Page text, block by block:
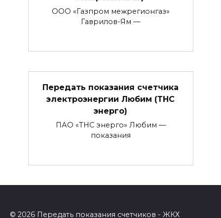
ООО «Газпром межрегионгаз»
Гаврилов-Ям —
Передать показания счетчика
электроэнергии Любим (ТНС
энерго)
ПАО «ТНС энерго» Любим —
показания
© 2026 Передать показания счетчиков - ЖКХ